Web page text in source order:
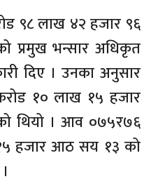
९८ लाख ४२ हजार ९६
प्रमुख भन्सार अधिकृत
दिए । उनका अनुसार
१० लाख १५ हजार
थियो । आव ०७५र७६
हजार आठ सय १३ को